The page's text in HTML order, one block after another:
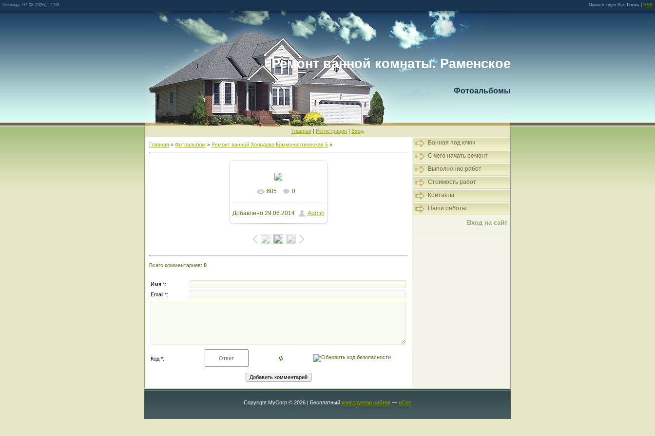
Пятница, 07.08.2026, 12:59 Приветствую Вас Гость RSS
Ремонт ванной комнаты. Раменское
Фотоальбомы
Главная | Регистрация | Вход
Главная » Фотоальбом » Ремонт ванной Холодово Коммунистическая 5 »
В реальном размере
1600x1200/ 176.5Kb
685 0
Добавлено29.06.2014 Admin
Всего комментариев: 0
Имя *:
Email *:
Код *:
Ванная под ключ
С чего начать ремонт
Выполнение работ
Стоимость работ
Контакты
Наши работы
Вход на сайт
Copyright MyCorp © 2026 | Бесплатный конструктор сайтов — uCoz